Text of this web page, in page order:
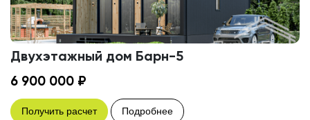
Двухэтажный дом Барн-5
6 900 000 ₽
Получить расчет Подробнее